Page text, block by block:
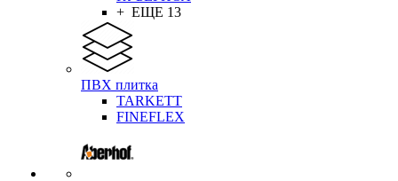
+ ЕЩЕ 13
ПВХ плитка
TARKETT
FINEFLEX